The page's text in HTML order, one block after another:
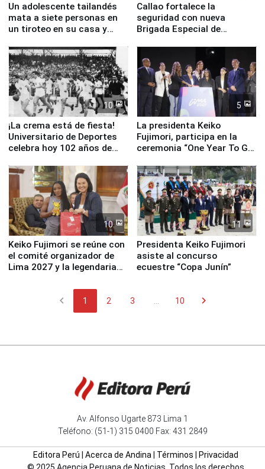
Un adolescente tailandés
mata a siete personas en
un tiroteo en su casa y
Callao fortalece la
seguridad con nueva
Brigada Especial de
equipamiento para
Serenazgo
10
¡La crema está de fiesta!
Universitario de Deportes
celebra hoy 102 años de
5
La presidenta Keiko
Fujimori, participa en la
ceremonia “One Year To Go
10
Keiko Fujimori se reúne con
el comité organizador de
Lima 2027 y la legendaria
11
Presidenta Keiko Fujimori
asiste al concurso
ecuestre “Copa Junín”
chevron_left 1 2 3 10 chevron_right
Av. Alfonso Ugarte 873 Lima 1
Teléfono: (51-1) 315 0400 Fax: 431 2849
Editora Perú Acerca de Andina| Términos
Privacidad